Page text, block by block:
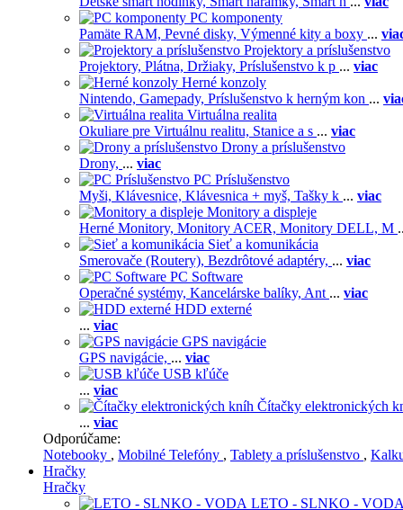
PC komponenty
Pamäte RAM, Pevné disky, Výmenné kity a boxy ...
Projektory a príslušenstvo
Projektory, Plátna, Držiaky, Príslušenstvo k p ... viac
Herné konzoly
Nintendo, Gamepady, Príslušenstvo k herným kon ...
Virtuálna realita
Okuliare pre Virtuálnu realitu, Stanice a s ... viac
Drony a príslušenstvo
Drony, ... viac
PC Príslušenstvo
Myši, Klávesnice, Klávesnica + myš, Tašky k ... viac
Monitory a displeje
Herné Monitory, Monitory ACER, Monitory DELL, M
Sieť a komunikácia
Smerovače (Routery), Bezdrôtové adaptéry, ... viac
PC Software
Operačné systémy, Kancelárske balíky, Ant ... viac
HDD externé
... viac
GPS navigácie
GPS navigácie, ... viac
USB kľúče
... viac
Čítačky elektronických
... viac
Odporúčame:
Notebooky , Mobilné Telefóny , Tablety a príslušenstvo ,
Hračky
Hračky
LETO - SLNKO - VODA